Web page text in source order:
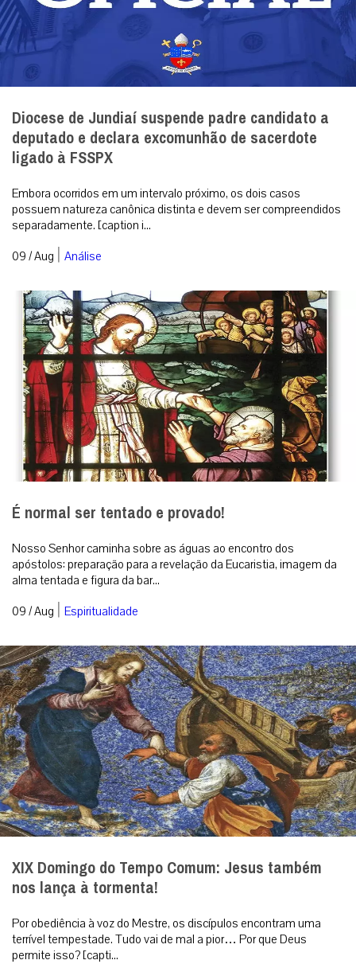
Diocese de Jundiaí suspende padre candidato a
deputado e declara excomunhão de sacerdote
ligado à FSSPX
Embora ocorridos em um intervalo próximo, os dois casos
possuem natureza canônica distinta e devem ser compreendidos
separadamente. [caption i...
09 / Aug | Análise
É normal ser tentado e provado!
Nosso Senhor caminha sobre as águas ao encontro dos
apóstolos: preparação para a revelação da Eucaristia, imagem da
alma tentada e figura da bar...
09 / Aug | Espiritualidade
XIX Domingo do Tempo Comum: Jesus também
nos lança à tormenta!
Por obediência à voz do Mestre, os discípulos encontram uma
terrível tempestade. Tudo vai de mal a pior… Por que Deus
permite isso? [capti...